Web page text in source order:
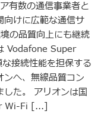
有数の通信事業者と
向けに広範な通信サ
の品質向上にも継続
Vodafone Super
接続性能を担保する
へ、無線品質コン
た。 アリオンは国
Wi-Fi [...]